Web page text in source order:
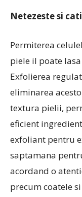
Netezeste si
Permiterea
piele il poate
Exfolierea
eliminarea
textura pielii,
eficient
exfoliant pentru
saptamana
acordand o
precum coatele